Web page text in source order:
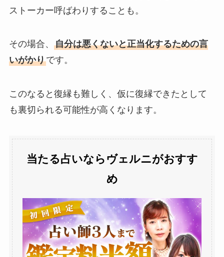
ストーカー呼ばわりすることも。
その場合、 自分は悪くないと正当化するための言
いがかりです。
このなると復縁も難しく、仮に復縁できたとして
も裏切られる可能性が高くなります。
当たる占いならヴェルニがおすす
め